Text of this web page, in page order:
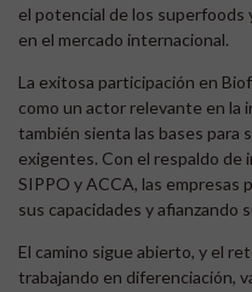
el potencial de los
en el mercado internacional.
La exitosa participación en
como un actor relevante en la
también sienta las bases para
exigentes. Con el respaldo de
SIPPO y ACCA, las
sus capacidades y afianzando
El camino sigue abierto, y el
trabajando en diferenciación,